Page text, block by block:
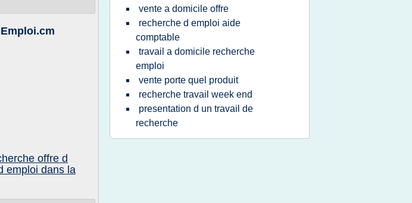
offre d
emploi dans la
vente a domicile offre
recherche d emploi aide
comptable
travail a domicile recherche
emploi
vente porte quel produit
recherche travail week end
presentation d un travail de
recherche